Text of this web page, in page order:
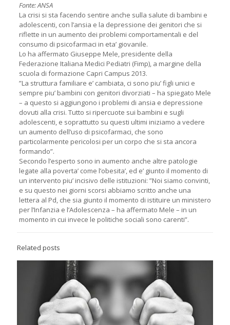
Fonte: ANSA
La crisi si sta facendo sentire anche sulla salute di bambini e
adolescenti, con l’ansia e la depressione dei genitori che si
riflette in un aumento dei problemi comportamentali e del
consumo di psicofarmaci in eta’ giovanile.
Lo ha affermato Giuseppe Mele, presidente della
Federazione Italiana Medici Pediatri (Fimp), a margine della
scuola di formazione Capri Campus 2013.
”La struttura familiare e’ cambiata, ci sono piu’ figli unici e
sempre piu’ bambini con genitori divorziati – ha spiegato Mele
– a questo si aggiungono i problemi di ansia e depressione
dovuti alla crisi. Tutto si ripercuote sui bambini e sugli
adolescenti, e soprattutto su questi ultimi iniziamo a vedere
un aumento dell’uso di psicofarmaci, che sono
particolarmente pericolosi per un corpo che si sta ancora
formando”.
Secondo l’esperto sono in aumento anche altre patologie
legate alla poverta’ come l’obesita’, ed e’ giunto il momento di
un intervento piu’ incisivo delle istituzioni: ”Noi siamo convinti,
e su questo nei giorni scorsi abbiamo scritto anche una
lettera al Pd, che sia giunto il momento di istituire un ministero
per l’Infanzia e l’Adolescenza – ha affermato Mele – in un
momento in cui invece le politiche sociali sono carenti”.
Related posts